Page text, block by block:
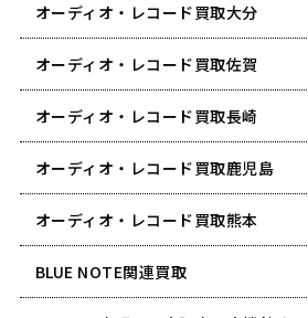
オーディオ・レコード買取大分
オーディオ・レコード買取佐賀
オーディオ・レコード買取長崎
オーディオ・レコード買取鹿児島
オーディオ・レコード買取熊本
BLUE NOTE関連買取